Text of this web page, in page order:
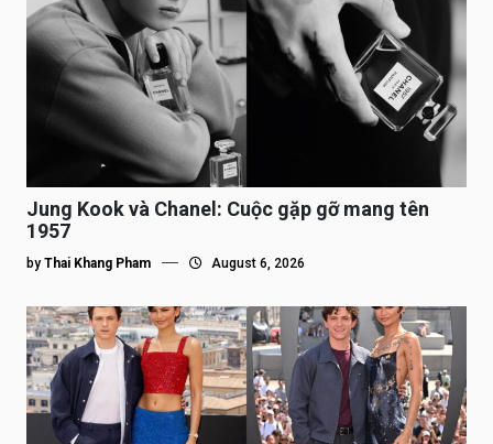
Jung Kook và Chanel: Cuộc gặp gỡ mang tên
1957
by Thai Khang Pham August 6, 2026